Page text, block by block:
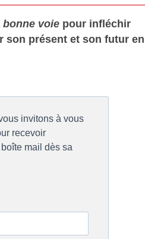
bonne voiepour infléchir
son présent et son futur en